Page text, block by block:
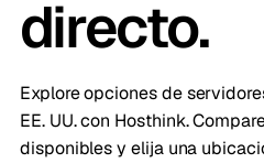
directo.
Explore opciones de
EE. UU. con Hosthink.
disponibles y elija una